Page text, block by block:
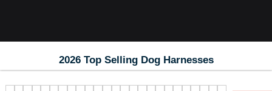
2026 Top Selling Dog Harnesses